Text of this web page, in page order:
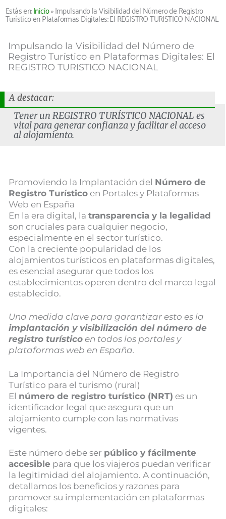
Estás en:Inicio»Impulsando la Visibilidad del Número de Registro
Turístico en Plataformas Digitales: El REGISTRO TURISTICO NACIONAL
Impulsando la Visibilidad del Número de
Registro Turístico en Plataformas Digitales: El
REGISTRO TURISTICO NACIONAL
A destacar:
Tener un REGISTRO TURÍSTICO NACIONAL es
vital para generar confianza y facilitar el acceso
al alojamiento.
Promoviendo la Implantación del Número de
Registro Turístico en Portales y Plataformas
Web en España
En la era digital, la transparencia y la legalidad
son cruciales para cualquier negocio,
especialmente en el sector turístico.
Con la creciente popularidad de los
alojamientos turísticos en plataformas digitales,
es esencial asegurar que todos los
establecimientos operen dentro del marco legal
establecido.
Una medida clave para garantizar esto es la
implantación y visibilización del número de
registro turístico en todos los portales y
plataformas web en España.
La Importancia del Número de Registro
Turístico para el turismo (rural)
El número de registro turístico (NRT) es un
identificador legal que asegura que un
alojamiento cumple con las normativas
vigentes.
Este número debe ser público y fácilmente
accesible para que los viajeros puedan verificar
la legitimidad del alojamiento. A continuación,
detallamos los beneficios y razones para
promover su implementación en plataformas
digitales: